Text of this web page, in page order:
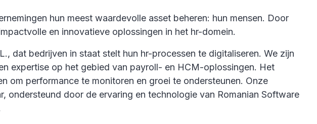
hun meest waardevolle asset beheren: hun mensen. Door
en innovatieve oplossingen in het hr-domein.
dat bedrijven in staat stelt hun hr-processen te digitaliseren. We zijn
expertise op het gebied van payroll- en HCM-oplossingen. Het
om performance te monitoren en groei te ondersteunen. Onze
door de ervaring en technologie van Romanian Software